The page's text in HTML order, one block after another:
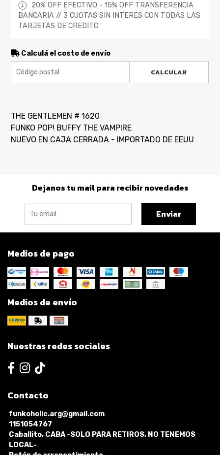
20% OFF EFECTIVO - 15% OFF TRANSFERENCIA
BANCARIA // 3 CUOTAS SIN INTERES CON TODAS LAS
TARJETAS DE CREDITO
Calculá el costo de envío
CALCULAR
THE GENTLEMEN # 1620
FUNKO POP! BUFFY THE VAMPIRE
NUEVO EN CAJA CERRADA - IMPORTADO DE EEUU
Dejanos tu mail para recibir novedades
Enviar
Medios de pago
Medios de envío
Nuestras redes sociales
Contacto
funkoholic.arg@gmail.com
1151054767
Caballito, CABA -SOLO PARA RETIROS, NO TENEMOS
LOCAL-